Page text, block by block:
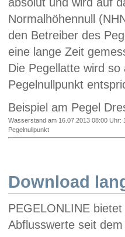
Normalhöhennull
den Betreiber des
eine lange Zeit
Die Pegellatte wird
Pegelnullpunkt
Beispiel am Pegel
Wasserstand am 16.07.2013 08:00 Uhr:
Pegelnullpunkt
Download
PEGELONLINE
Abflusswerte seit